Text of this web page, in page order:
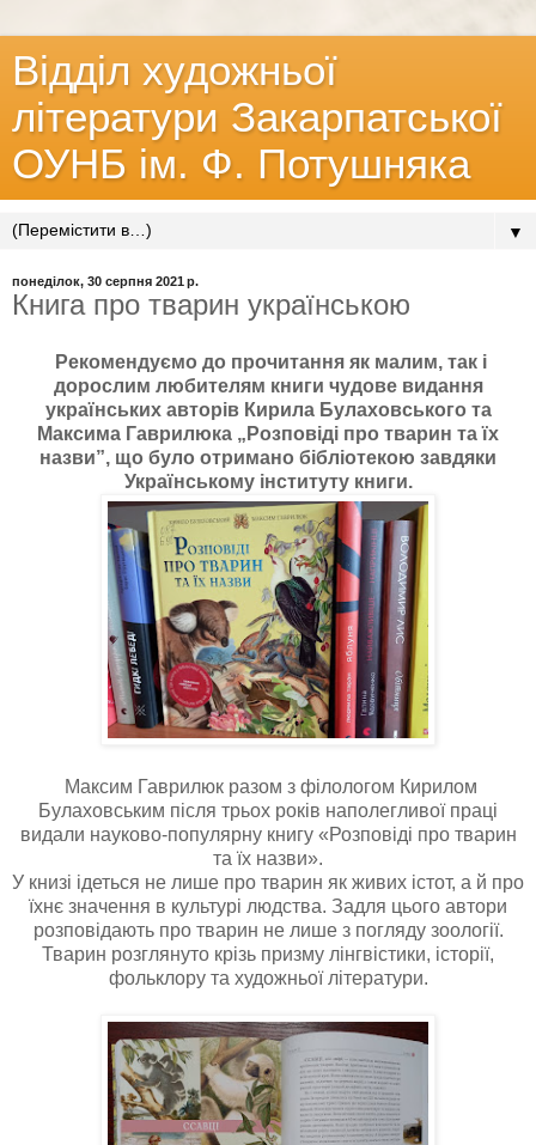
Відділ художньої
літератури Закарпатської
ОУНБ ім. Ф. Потушняка
▼
понеділок, 30 серпня 2021 р.
Книга про тварин українською
Рекомендуємо до прочитання як малим, так і
дорослим любителям книги чудове видання
українських авторів Кирила Булаховського та
Максима Гаврилюка „Розповіді про тварин та їх
назви”, що було отримано бібліотекою завдяки
Українському інституту книги.
Максим Гаврилюк разом з філологом Кирилом
Булаховським після трьох років наполегливої праці
видали науково-популярну книгу «Розповіді про тварин
та їх назви».
У книзі ідеться не лише про тварин як живих істот, а й про
їхнє значення в культурі людства. Задля цього автори
розповідають про тварин не лише з погляду зоології.
Тварин розглянуто крізь призму лінгвістики, історії,
фольклору та художньої літератури.